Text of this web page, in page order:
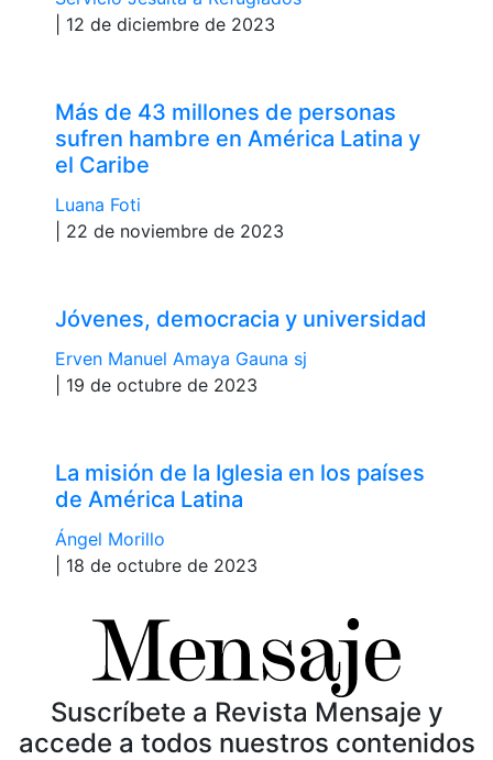
| 12 de diciembre de 2023
Más de 43 millones de personas
sufren hambre en América Latina y
el Caribe
Luana Foti
| 22 de noviembre de 2023
Jóvenes, democracia y universidad
Erven Manuel Amaya Gauna sj
| 19 de octubre de 2023
La misión de la Iglesia en los países
de América Latina
Ángel Morillo
| 18 de octubre de 2023
Suscríbete a Revista Mensaje y
accede a todos nuestros contenidos